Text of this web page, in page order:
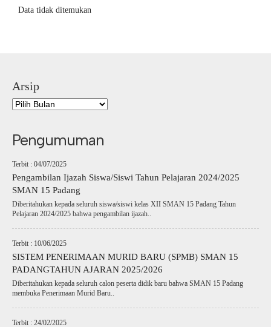
Data tidak ditemukan
Arsip
Pengumuman
Terbit : 04/07/2025
Pengambilan Ijazah Siswa/Siswi Tahun Pelajaran 2024/2025
SMAN 15 Padang
Diberitahukan kepada seluruh siswa/siswi kelas XII SMAN 15 Padang Tahun
Pelajaran 2024/2025 bahwa pengambilan ijazah..
Terbit : 10/06/2025
SISTEM PENERIMAAN MURID BARU (SPMB) SMAN 15
PADANGTAHUN AJARAN 2025/2026
Diberitahukan kepada seluruh calon peserta didik baru bahwa SMAN 15 Padang
membuka Penerimaan Murid Baru..
Terbit : 24/02/2025